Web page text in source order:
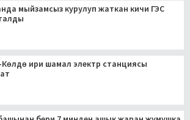
мыйзамсыз курулуп жаткан кичи ГЭС
ири шамал электр станциясы